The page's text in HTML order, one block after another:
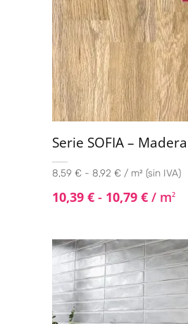
Serie SOFIA – Madera
8,59 € - 8,92 € / m² (sin IVA)
10,39 € - 10,79 € / m2